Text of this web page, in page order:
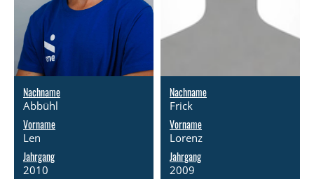
Nachname
Abbühl
Vorname
Len
Jahrgang
2010
Nachname
Frick
Vorname
Lorenz
Jahrgang
2009